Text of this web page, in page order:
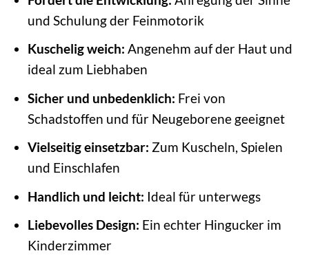
und Schulung der Feinmotorik
Kuschelig weich: Angenehm auf der Haut und
ideal zum Liebhaben
Sicher und unbedenklich: Frei von
Schadstoffen und für Neugeborene geeignet
Vielseitig einsetzbar: Zum Kuscheln, Spielen
und Einschlafen
Handlich und leicht: Ideal für unterwegs
Liebevolles Design: Ein echter Hingucker im
Kinderzimmer